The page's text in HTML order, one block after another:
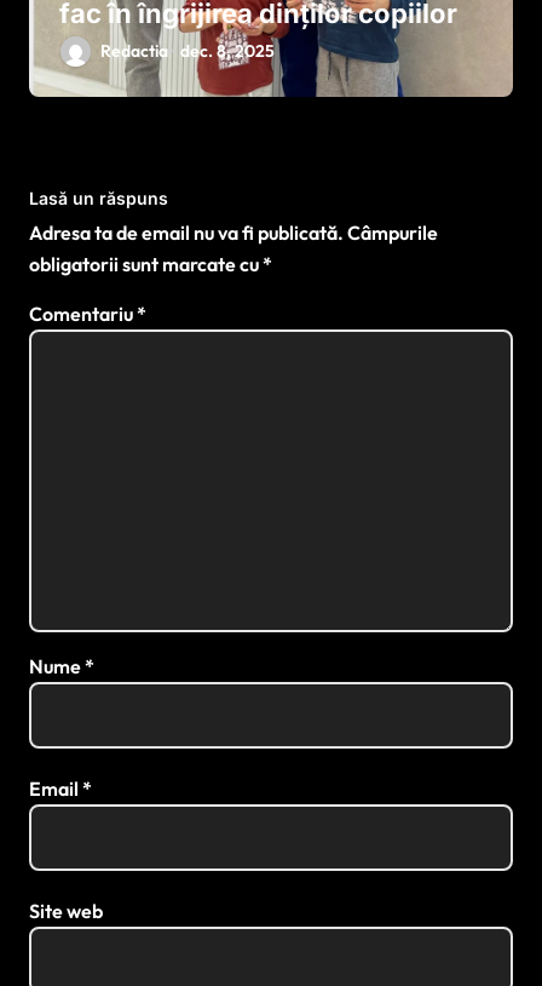
fac în îngrijirea dinților copiilor
Redactia dec. 8, 2025
Lasă un răspuns
Adresa ta de email nu va fi publicată. Câmpurile
obligatorii sunt marcate cu*
Comentariu*
Nume*
Email *
Site web